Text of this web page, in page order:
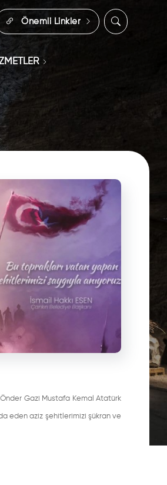
Önemli Linkler
Gazi Mustafa Kemal Atatürk
eden aziz şehitlerimizi şükran ve